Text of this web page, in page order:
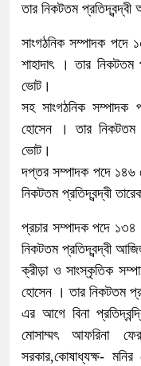
তার নিকটতম প্রতিদ্বন্দ্বী
সাংগঠনিক সম্পাদক পদে
শাহাদাৎ । তার নিকটতম
ভোট।
সহ সাংগঠনিক সম্পাদক
হোসেন । তার নিকটতম
ভোট।
দপ্তর সম্পাদক পদে ১৪৬
নিকটতম প্রতিদ্বন্দ্বী
প্রচার সম্পাদক পদে ১৩৪
নিকটতম প্রতিদ্বন্দ্বী
ক্রীড়া ও সাংস্কৃতিক
হোসেন । তার নিকটতম
এর আগে বিনা
মোসাম্মৎ আফরিনা
সরকার,কোষাধ্যক্ষ-